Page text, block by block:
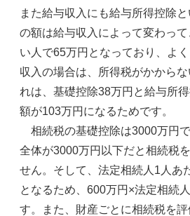
また給与収入にも給与所得控除
の額は給与収入によって変わっ
い人で65万円となっており、よ
収入の場合は、所得税がかから
れは、基礎控除38万円と給与所
額が103万円になるためです。
相続税の基礎控除は3000万円
全体が3000万円以下だと相続税
せん。そして、法定相続人1人あ
となるため、600万円×法定相続
す。また、財産ごとに相続税を